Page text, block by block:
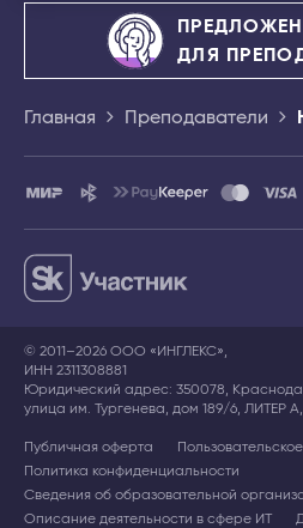
ДЛЯ
Главная Преподаватели
© 2011–2026 ООО «ИНГЛЕКС»,
ИНН 2311308881
Юридический адрес: 350078,
улица им. Тургенева, дом 189/6, ЛИТЕР
Публичная оферта
Политика конфиденциальности
Сведения об образовательной
Описание деятельности в сфере ИТ